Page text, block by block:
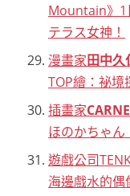
Mountain》1
テラス女神！
漫畫家田中久
TOP繪：祕境
插畫家
ほのかちゃん
遊戲公司
海邊戲水的